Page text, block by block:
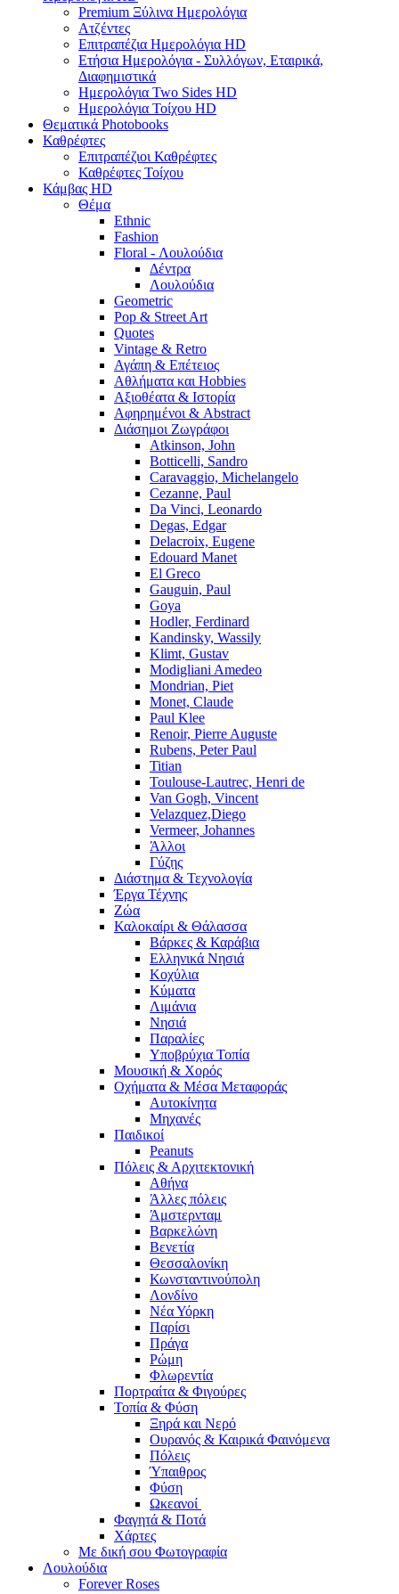
Premium Ξύλινα Ημερολόγια
Ατζέντες
Επιτραπέζια Ημερολόγια HD
Ετήσια Ημερολόγια - Συλλόγων, Εταιρικά,
Διαφημιστικά
Ημερολόγια Two Sides HD
Ημερολόγια Τοίχου HD
Θεματικά Photobooks
Καθρέφτες
Επιτραπέζιοι Καθρέφτες
Καθρέφτες Τοίχου
Κάμβας HD
Θέμα
Ethnic
Fashion
Floral - Λουλούδια
Δέντρα
Λουλούδια
Geometric
Pop & Street Art
Quotes
Vintage & Retro
Αγάπη & Επέτειος
Αθλήματα και Hobbies
Αξιοθέατα & Ιστορία
Αφηρημένοι & Abstract
Διάσημοι Ζωγράφοι
Atkinson, John
Botticelli, Sandro
Caravaggio, Michelangelo
Cezanne, Paul
Da Vinci, Leonardo
Degas, Edgar
Delacroix, Eugene
Edouard Manet
El Greco
Gauguin, Paul
Goya
Hodler, Ferdinard
Kandinsky, Wassily
Klimt, Gustav
Modigliani Amedeo
Mondrian, Piet
Monet, Claude
Paul Klee
Renoir, Pierre Auguste
Rubens, Peter Paul
Titian
Toulouse-Lautrec, Henri de
Van Gogh, Vincent
Velazquez,Diego
Vermeer, Johannes
Άλλοι
Γύζης
Διάστημα & Τεχνολογία
Έργα Τέχνης
Ζώα
Καλοκαίρι & Θάλασσα
Βάρκες & Καράβια
Ελληνικά Νησιά
Κοχύλια
Κύματα
Λιμάνια
Νησιά
Παραλίες
Υποβρύχια Τοπία
Μουσική & Χορός
Οχήματα & Μέσα Μεταφοράς
Αυτοκίνητα
Μηχανές
Παιδικοί
Peanuts
Πόλεις & Αρχιτεκτονική
Αθήνα
Άλλες πόλεις
Άμστερνταμ
Βαρκελώνη
Βενετία
Θεσσαλονίκη
Κωνσταντινούπολη
Λονδίνο
Νέα Υόρκη
Παρίσι
Πράγα
Ρώμη
Φλωρεντία
Πορτραίτα & Φιγούρες
Τοπία & Φύση
Ξηρά και Νερό
Ουρανός & Καιρικά Φαινόμενα
Πόλεις
Ύπαιθρος
Φύση
Ωκεανοί
Φαγητά & Ποτά
Χάρτες
Με δική σου Φωτογραφία
Λουλούδια
Forever Roses